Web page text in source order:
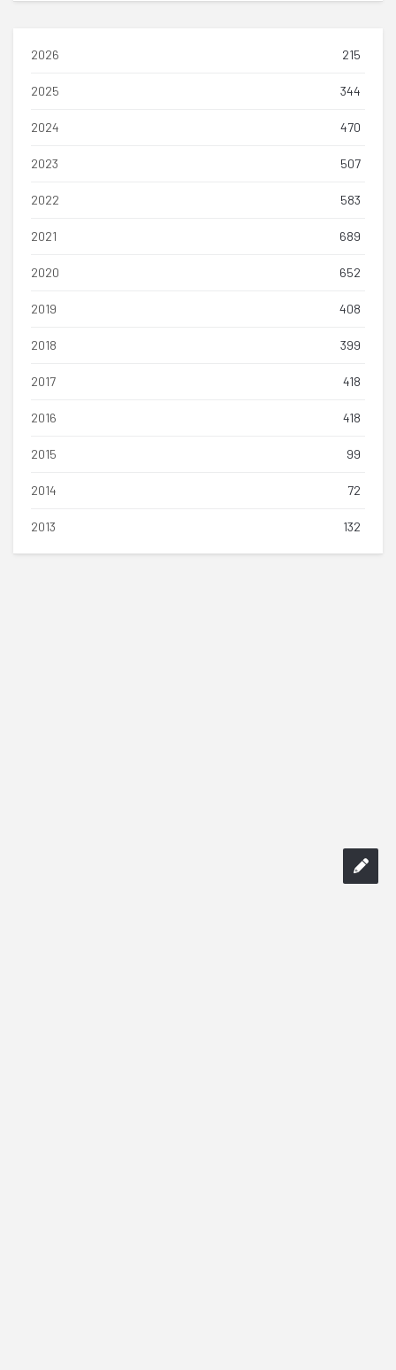
2026 215
2025 344
2024 470
2023 507
2022 583
2021 689
2020 652
2019 408
2018 399
2017 418
2016 418
2015 99
2014 72
2013 132